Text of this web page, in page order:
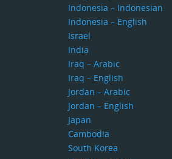
Indonesia – Indonesian
Indonesia – English
Israel
India
Iraq – Arabic
Iraq – English
Jordan – Arabic
Jordan – English
Japan
Cambodia
South Korea